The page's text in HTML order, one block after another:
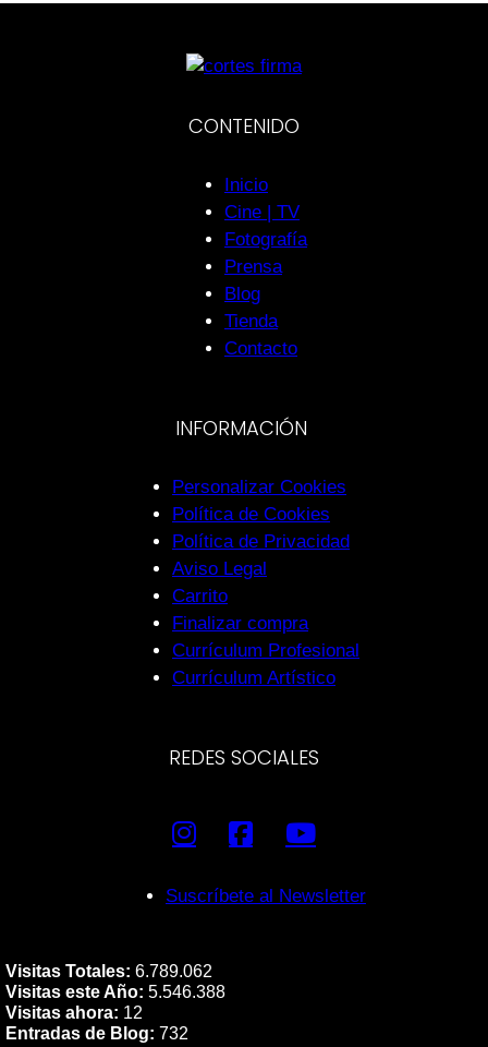
CONTENIDO
Inicio
Cine | TV
Fotografía
Prensa
Blog
Tienda
Contacto
INFORMACIÓN
Personalizar Cookies
Política de Cookies
Política de Privacidad
Aviso Legal
Carrito
Finalizar compra
Currículum Profesional
Currículum Artístico
REDES SOCIALES
Suscríbete al Newsletter
Visitas Totales: 6.789.062
Visitas este Año: 5.546.388
Visitas ahora: 12
Entradas de Blog: 732